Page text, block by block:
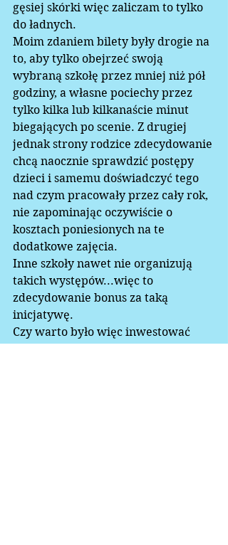
gęsiej skórki więc zaliczam to tylko
do ładnych.
Moim zdaniem bilety były drogie na
to, aby tylko obejrzeć swoją
wybraną szkołę przez mniej niż pół
godziny, a własne pociechy przez
tylko kilka lub kilkanaście minut
biegających po scenie. Z drugiej
jednak strony rodzice zdecydowanie
chcą naocznie sprawdzić postępy
dzieci i samemu doświadczyć tego
nad czym pracowały przez cały rok,
nie zapominając oczywiście o
kosztach poniesionych na te
dodatkowe zajęcia.
Inne szkoły nawet nie organizują
takich występów...więc to
zdecydowanie bonus za taką
inicjatywę.
Czy warto było więc inwestować